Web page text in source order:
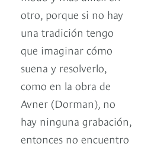
otro, porque si no hay
una tradición tengo
que imaginar cómo
suena y resolverlo,
como en la obra de
Avner (Dorman), no
hay ninguna grabación,
entonces no encuentro